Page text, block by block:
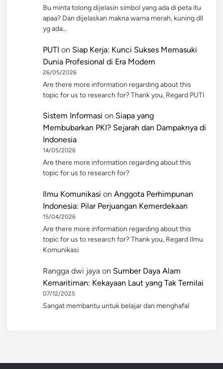
Bu minta tolong dijelasin simbol yang ada di peta itu
apaa? Dan dijelaskan makna warna merah, kuning dll
yg ada…
PUTI on Siap Kerja: Kunci Sukses Memasuki
Dunia Profesional di Era Modern
26/05/2026
Are there more information regarding about this
topic for us to research for? Thank you, Regard PUTI
Sistem Informasi on Siapa yang
Membubarkan PKI? Sejarah dan Dampaknya di
Indonesia
14/05/2026
Are there more information regarding about this
topic for us to research for?
Ilmu Komunikasi on Anggota Perhimpunan
Indonesia: Pilar Perjuangan Kemerdekaan
15/04/2026
Are there more information regarding about this
topic for us to research for? Thank you, Regard Ilmu
Komunikasi
Rangga dwi jaya on Sumber Daya Alam
Kemaritiman: Kekayaan Laut yang Tak Ternilai
07/12/2025
Sangat membantu untuk belajar dan menghafal